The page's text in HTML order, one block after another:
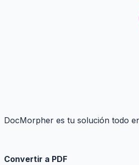
DocMorpher es tu solución todo
Convertir a PDF